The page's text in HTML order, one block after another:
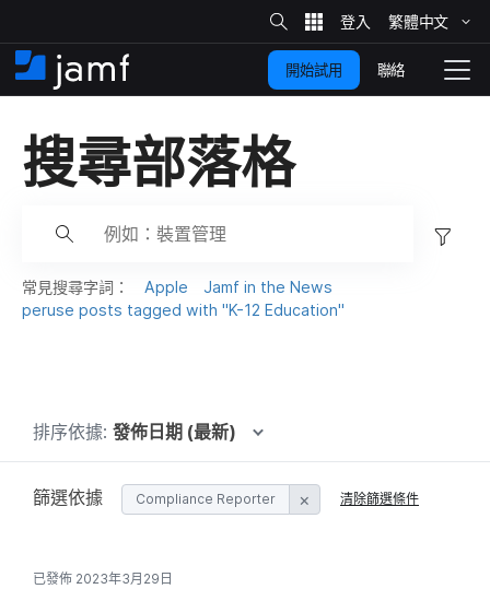
​
至
​
要
​
內
網
站
​搜
尋
繁體​中文
住
家
切
換
開始試用 聯絡
搜尋部​落格
常​見​搜尋​字詞： Apple
Jamf in the News
peruse posts tagged with "K-12 Education"
排序依據: 發佈日期 (最新)
篩選依據 Compliance Reporter 清除篩選條件
已發佈 2023年3月29日